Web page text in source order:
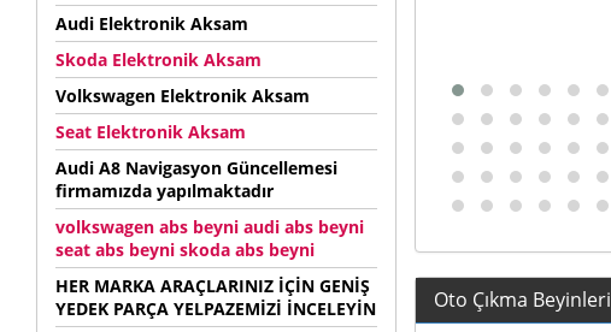
Audi Elektronik Aksam
Skoda Elektronik Aksam
Volkswagen Elektronik Aksam
Seat Elektronik Aksam
Audi A8 Navigasyon Güncellemesi
firmamızda yapılmaktadır
volkswagen abs beyni audi abs beyni
seat abs beyni skoda abs beyni
HER MARKA ARAÇLARINIZ İÇİN GENİŞ
YEDEK PARÇA YELPAZEMİZİ İNCELEYİN
Oto Çıkma Beyinleri